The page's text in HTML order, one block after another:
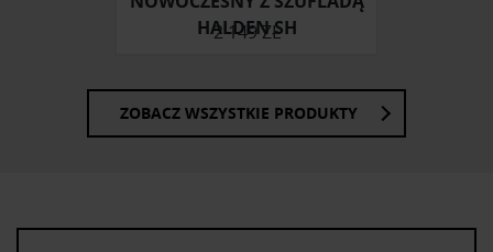
HALDEN SH
2 149 ZŁ
ZOBACZ WSZYSTKIE PRODUKTY